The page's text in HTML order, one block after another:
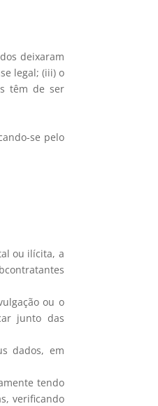
deixaram
legal; (iii) o
têm de ser
se pelo
ou ilícita, a
ou o
junto das
dados, em
tendo
verificando